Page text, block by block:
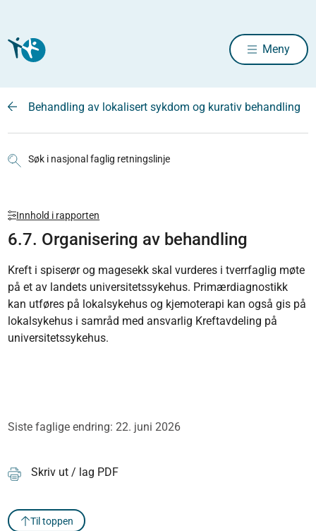
Meny
Behandling av lokalisert sykdom og kurativ behandling
Søk i nasjonal faglig retningslinje
Innhold i rapporten
6.7. Organisering av behandling
Kreft i spiserør og magesekk skal vurderes i tverrfaglig møte
på et av landets universitetssykehus. Primærdiagnostikk
kan utføres på lokalsykehus og kjemoterapi kan også gis på
lokalsykehus i samråd med ansvarlig Kreftavdeling på
universitetssykehus.
Siste faglige endring: 22. juni 2026
Skriv ut / lag PDF
Til toppen